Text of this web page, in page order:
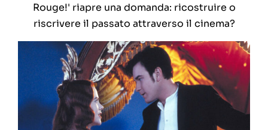
Rouge!' riapre una domanda: ricostruire o
riscrivere il passato attraverso il cinema?